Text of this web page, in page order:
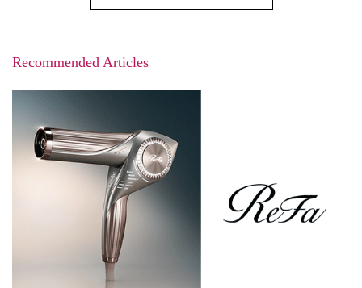
Recommended Articles